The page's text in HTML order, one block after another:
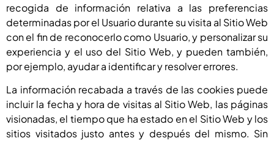
recogida de información relativa a las preferencias
determinadas por el Usuario durante su visita al Sitio Web
con el fin de reconocerlo como Usuario, y personalizar su
experiencia y el uso del Sitio Web, y pueden también,
por ejemplo, ayudar a identificar y resolver errores.
La información recabada a través de las cookies puede
incluir la fecha y hora de visitas al Sitio Web, las páginas
visionadas, el tiempo que ha estado en el Sitio Web y los
sitios visitados justo antes y después del mismo. Sin